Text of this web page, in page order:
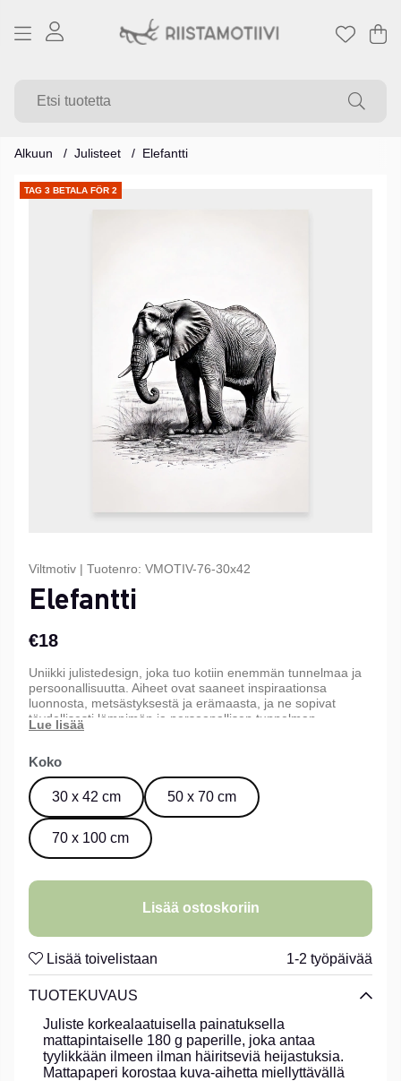
.
Alkuun Julisteet Elefantti
TAG 3 BETALA FÖR 2
Tuotekuvat
Viltmotiv | Tuotenro: VMOTIV-76-30x42
Elefantti
€18
Uniikki julistedesign, joka tuo kotiin enemmän tunnelmaa ja
persoonallisuutta. Aiheet ovat saaneet inspiraationsa
luonnosta, metsästyksestä ja erämaasta, ja ne sopivat
täydellisesti lämpimän ja persoonallisen tunnelman
luomiseen kotiin, mökille tai toimistoon. Saatavana kolmessa
Koko
30 x 42 cm 50 x 70 cm
70 x 100 cm
Lisää ostoskoriin
Lisää toivelistaan 1-2 työpäivää
TUOTEKUVAUS
Juliste korkealaatuisella painatuksella
mattapintaiselle 180 g paperille, joka antaa
tyylikkään ilmeen ilman häiritseviä heijastuksia.
Mattapaperi korostaa kuva-aihetta miellyttävällä